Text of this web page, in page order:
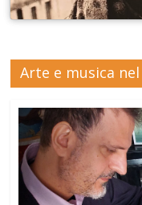
Arte e musica